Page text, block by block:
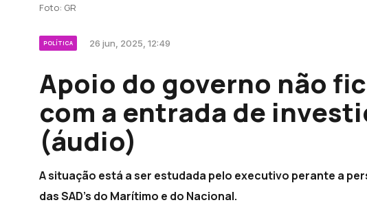
Foto: GR
POLÍTICA 26 jun, 2025, 12:49
Apoio do governo não
com a entrada de
(áudio)
A situação está a ser estudada pelo executivo perante a
das SAD's do Marítimo e do Nacional.